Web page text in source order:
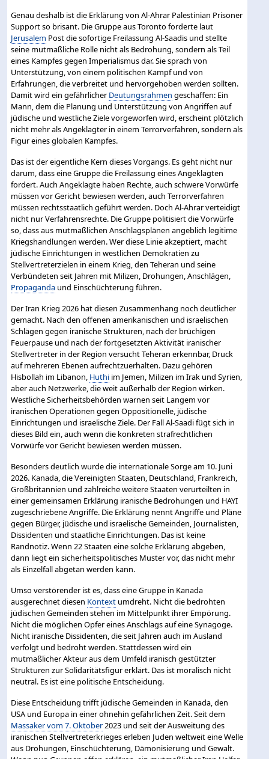
Genau deshalb ist die Erklärung von Al-Ahrar Palestinian Prisoner
Support so brisant. Die Gruppe aus Toronto forderte laut
Jerusalem Post die sofortige Freilassung Al-Saadis und stellte
seine mutmaßliche Rolle nicht als Bedrohung, sondern als Teil
eines Kampfes gegen Imperialismus dar. Sie sprach von
Unterstützung, von einem politischen Kampf und von
Erfahrungen, die verbreitet und hervorgehoben werden sollten.
Damit wird ein gefährlicher Deutungsrahmen geschaffen: Ein
Mann, dem die Planung und Unterstützung von Angriffen auf
jüdische und westliche Ziele vorgeworfen wird, erscheint plötzlich
nicht mehr als Angeklagter in einem Terrorverfahren, sondern als
Figur eines globalen Kampfes.
Das ist der eigentliche Kern dieses Vorgangs. Es geht nicht nur
darum, dass eine Gruppe die Freilassung eines Angeklagten
fordert. Auch Angeklagte haben Rechte, auch schwere Vorwürfe
müssen vor Gericht bewiesen werden, auch Terrorverfahren
müssen rechtsstaatlich geführt werden. Doch Al-Ahrar verteidigt
nicht nur Verfahrensrechte. Die Gruppe politisiert die Vorwürfe
so, dass aus mutmaßlichen Anschlagsplänen angeblich legitime
Kriegshandlungen werden. Wer diese Linie akzeptiert, macht
jüdische Einrichtungen in westlichen Demokratien zu
Stellvertreterzielen in einem Krieg, den Teheran und seine
Verbündeten seit Jahren mit Milizen, Drohungen, Anschlägen,
Propaganda und Einschüchterung führen.
Der Iran Krieg 2026 hat diesen Zusammenhang noch deutlicher
gemacht. Nach den offenen amerikanischen und israelischen
Schlägen gegen iranische Strukturen, nach der brüchigen
Feuerpause und nach der fortgesetzten Aktivität iranischer
Stellvertreter in der Region versucht Teheran erkennbar, Druck
auf mehreren Ebenen aufrechtzuerhalten. Dazu gehören
Hisbollah im Libanon, Huthi im Jemen, Milizen im Irak und Syrien,
aber auch Netzwerke, die weit außerhalb der Region wirken.
Westliche Sicherheitsbehörden warnen seit Langem vor
iranischen Operationen gegen Oppositionelle, jüdische
Einrichtungen und israelische Ziele. Der Fall Al-Saadi fügt sich in
dieses Bild ein, auch wenn die konkreten strafrechtlichen
Vorwürfe vor Gericht bewiesen werden müssen.
Besonders deutlich wurde die internationale Sorge am 10. Juni
2026. Kanada, die Vereinigten Staaten, Deutschland, Frankreich,
Großbritannien und zahlreiche weitere Staaten verurteilten in
einer gemeinsamen Erklärung iranische Bedrohungen und HAYI
zugeschriebene Angriffe. Die Erklärung nennt Angriffe und Pläne
gegen Bürger, jüdische und israelische Gemeinden, Journalisten,
Dissidenten und staatliche Einrichtungen. Das ist keine
Randnotiz. Wenn 22 Staaten eine solche Erklärung abgeben,
dann liegt ein sicherheitspolitisches Muster vor, das nicht mehr
als Einzelfall abgetan werden kann.
Umso verstörender ist es, dass eine Gruppe in Kanada
ausgerechnet diesen Kontext umdreht. Nicht die bedrohten
jüdischen Gemeinden stehen im Mittelpunkt ihrer Empörung.
Nicht die möglichen Opfer eines Anschlags auf eine Synagoge.
Nicht iranische Dissidenten, die seit Jahren auch im Ausland
verfolgt und bedroht werden. Stattdessen wird ein
mutmaßlicher Akteur aus dem Umfeld iranisch gestützter
Strukturen zur Solidaritätsfigur erklärt. Das ist moralisch nicht
neutral. Es ist eine politische Entscheidung.
Diese Entscheidung trifft jüdische Gemeinden in Kanada, den
USA und Europa in einer ohnehin gefährlichen Zeit. Seit dem
Massaker vom 7. Oktober2023 und seit der Ausweitung des
iranischen Stellvertreterkrieges erleben Juden weltweit eine Welle
aus Drohungen, Einschüchterung, Dämonisierung und Gewalt.